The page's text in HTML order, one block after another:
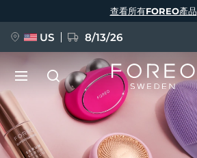
查看所有FOREO產品
US 8/13/26
新品
BREAKING NEWS
語言